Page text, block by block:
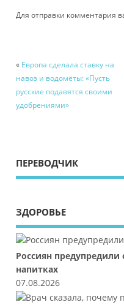
Для отправки комментария
« Европа сделала ставку на
навоз и водомёты: «Пусть
русские подавятся своими
удобрениями»
ПЕРЕВОДЧИК
ЗДОРОВЬЕ
Россиян предупредили
напитках
07.08.2026